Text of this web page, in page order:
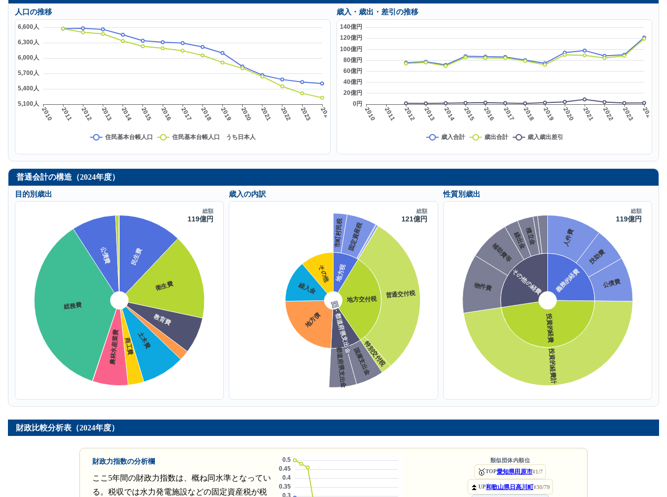
人口の推移
歳入・歳出・差引の推移
普通会計の構造（2024年度）
目的別歳出
歳入の内訳 性質別歳出
財政比較分析表（2024年度）
財政力指数の分析欄
ここ5年間の財政力指数は、概ね同水準となってい
る。税収では水力発電施設などの固定資産税が税
類似団体内順位
🥇TOP愛知県田原市#1/7
⏫ UP和歌山県日高川町#30/79